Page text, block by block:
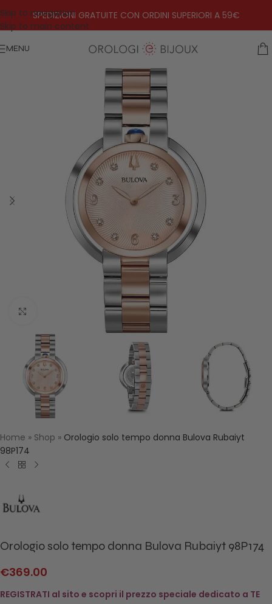
Skip to navigation
Skip to main content
SPEDIZIONI GRATUITE CON ORDINI SUPERIORI A 59€
MENU
Home » Shop » Orologio solo tempo donna Bulova Rubaiyt
98P174
Orologio solo tempo donna Bulova Rubaiyt 98P174
€369.00
REGISTRATI al sito e scopri il prezzo speciale dedicato a TE